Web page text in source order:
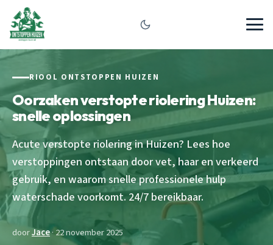
RIOOL ONTSTOPPEN HUIZEN
Oorzaken verstopte riolering Huizen:
snelle oplossingen
Acute verstopte riolering in Huizen? Lees hoe
verstoppingen ontstaan door vet, haar en verkeerd
gebruik, en waarom snelle professionele hulp
waterschade voorkomt. 24/7 bereikbaar.
doorJace· 22 november 2025